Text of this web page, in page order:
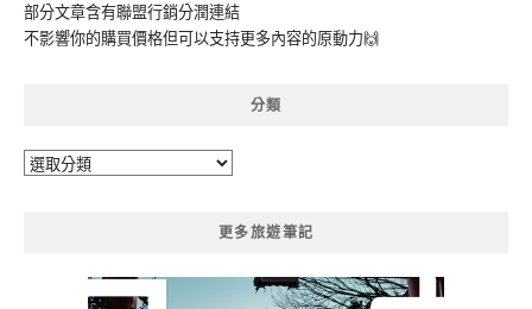
部分文章含有聯盟行銷分潤連結
不影響你的購買價格但可以支持更多內容的原動力🙌
分類
分
更多旅遊筆記